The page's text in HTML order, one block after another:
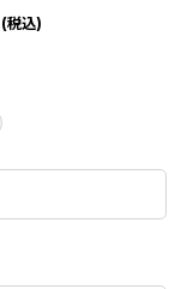
(税込)